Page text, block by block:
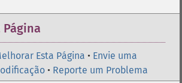
Esta Página • Envie uma
• Reporte um Problema